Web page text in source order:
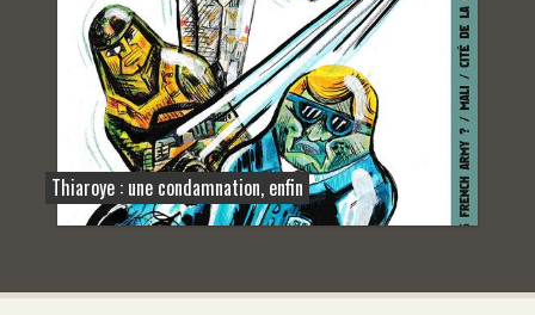
Thiaroye : une condamnation, enfin